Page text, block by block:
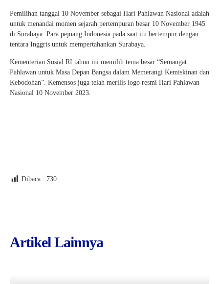
Pemilihan tanggal 10 November sebagai Hari Pahlawan Nasional adalah
untuk menandai momen sejarah pertempuran besar 10 November 1945
di Surabaya. Para pejuang Indonesia pada saat itu bertempur dengan
tentara Inggris untuk mempertahankan Surabaya.
Kementerian Sosial RI tahun ini memilih tema besar “Semangat
Pahlawan untuk Masa Depan Bangsa dalam Memerangi Kemiskinan dan
Kebodohan”. Kemensos juga telah merilis logo resmi Hari Pahlawan
Nasional 10 November 2023.
Dibaca : 730
Artikel Lainnya